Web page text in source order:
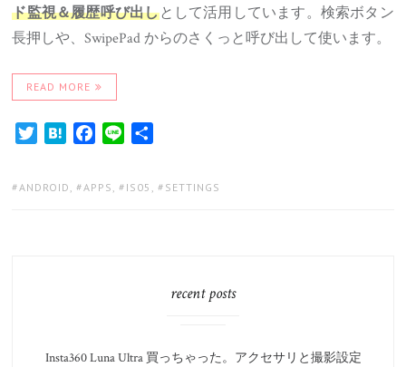
ド監視＆履歴呼び出しとして活用しています。検索ボタン
長押しや、SwipePad からのさくっと呼び出して使います。
READ MORE
TwitterHatenaFacebook
Line
TAGS:
ANDROID , APPS , IS05 , SETTINGS
recent posts
Insta360 Luna Ultra 買っちゃった。アクセサリと撮影設定